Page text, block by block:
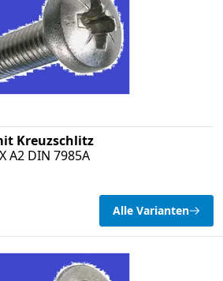
Kreuzschlitz
A2 DIN 7985A
Alle Varianten